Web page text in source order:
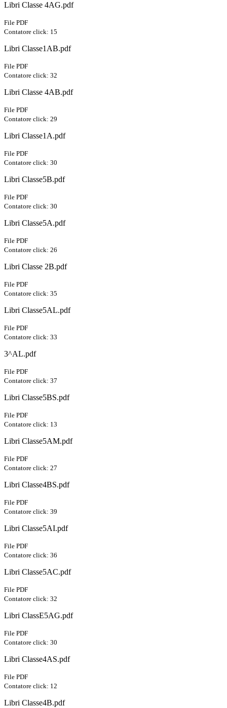
Libri Classe 4AG.pdf
File PDF
Contatore click: 15
Libri Classe1AB.pdf
File PDF
Contatore click: 32
Libri Classe 4AB.pdf
File PDF
Contatore click: 29
Libri Classe1A.pdf
File PDF
Contatore click: 30
Libri Classe5B.pdf
File PDF
Contatore click: 30
Libri Classe5A.pdf
File PDF
Contatore click: 26
Libri Classe 2B.pdf
File PDF
Contatore click: 35
Libri Classe5AL.pdf
File PDF
Contatore click: 33
3^AL.pdf
File PDF
Contatore click: 37
Libri Classe5BS.pdf
File PDF
Contatore click: 13
Libri Classe5AM.pdf
File PDF
Contatore click: 27
Libri Classe4BS.pdf
File PDF
Contatore click: 39
Libri Classe5AI.pdf
File PDF
Contatore click: 36
Libri Classe5AC.pdf
File PDF
Contatore click: 32
Libri ClassE5AG.pdf
File PDF
Contatore click: 30
Libri Classe4AS.pdf
File PDF
Contatore click: 12
Libri Classe4B.pdf